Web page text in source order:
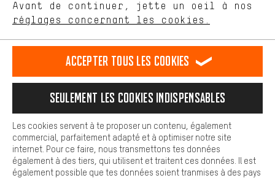
français english
EN Deutsch español
RÉSILIER LE CONTRAT Communauté d'Aix-la-Chapelle
Programme d'affiliation Mentions Légales Protection des données
Conditions générales de vente Plateforme d'Alerte
Reprise des batteries Corepile Paramètres de cookies
Modifier le contraste
Tous les prix s'entendent en euros (MwSt hors) plus les
Avant de continuer, jette un oeil à nos
réglages concernant les cookies.
Plus de confort
est plus confortable. Avec les cookies de confort, nous
Nous pouvons ainsi mettre à ta disposition d'autres contenus et
informations utiles. De plus, tu as la possibilité d'utiliser des
facilement les bons produits. Par exemple, nous proposons une
facilement aux questions.
Cookies de base
Les cookies de base garantissent que tu puisses utiliser les
fonctions de notre site web.
Accepter tous les cookies
Seulement les cookies indispensables
Les cookies servent à te proposer un contenu, également
commercial, parfaitement adapté et à optimiser notre site
internet. Pour ce faire, nous transmettons tes données
également à des tiers, qui utilisent et traitent ces données. Il est
également possible que tes données soient tranmises à des pays